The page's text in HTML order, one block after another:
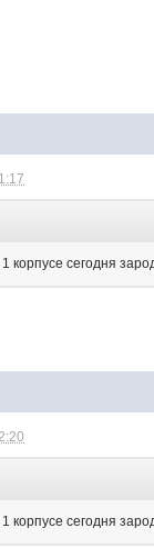
корпусе сегодня
корпусе сегодня